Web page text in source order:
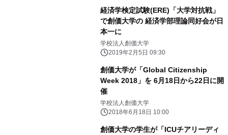
経済学検定試験(ERE)「大学対抗戦」
で創価大学の 経済学部理論同好会が日
本一に
学校法人創価大学
2019年2月5日 09:30
創価大学が「Global Citizenship
Week 2018」を 6月18日から22日に開
催
学校法人創価大学
2018年6月18日 10:00
創価大学の学生が「ICUチアリーディ